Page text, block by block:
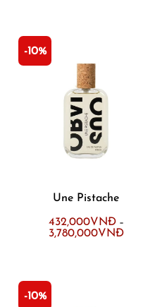
-10%
Une Pistache
432,000VNĐ–
3,780,000VNĐ
-10%